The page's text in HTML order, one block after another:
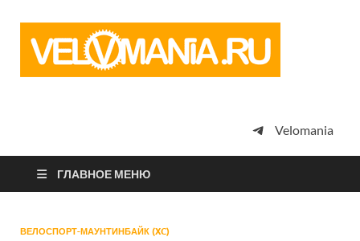
просто
Velomania
ГЛАВНОЕ МЕНЮ
ВЕЛОСПОРТ-МАУНТИНБАЙК (XC)